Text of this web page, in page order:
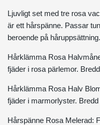
Ljuvligt set med tre rosa
är ett hårspänne. Passar
beroende på håruppsättning.
Hårklämma Rosa
fjäder i rosa pärlemor.
Hårklämma Rosa Halv
fjäder i marmorlyster.
Hårspänne Rosa Melerad: